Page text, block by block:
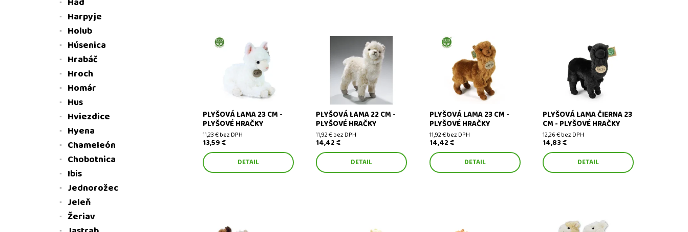
Plyšová lama 23 cm - plyšové
PLYŠOVÁ LAMA 23 CM -
PLYŠOVÉ HRAČKY
11,23 € bez DPH
13,59 €
DETAIL
Plyšová lama 22 cm - plyšové
hračky
PLYŠOVÁ LAMA 22 CM -
PLYŠOVÉ HRAČKY
11,92 € bez DPH
14,42 €
DETAIL
Plyšová lama 23 cm - plyšové
PLYŠOVÁ LAMA 23 CM -
PLYŠOVÉ HRAČKY
11,92 € bez DPH
14,42 €
DETAIL
Plyšová lama čierna 23 cm -
plyšové hračky
PLYŠOVÁ LAMA ČIERNA 23
CM - PLYŠOVÉ HRAČKY
12,26 € bez DPH
14,83 €
DETAIL
Harpyje
Holub
Húsenica
Hrabáč
Hroch
Homár
Hus
Hviezdice
Hyena
Chameleón
Chobotnica
Ibis
Jednorožec
Jeleň
Žeriav